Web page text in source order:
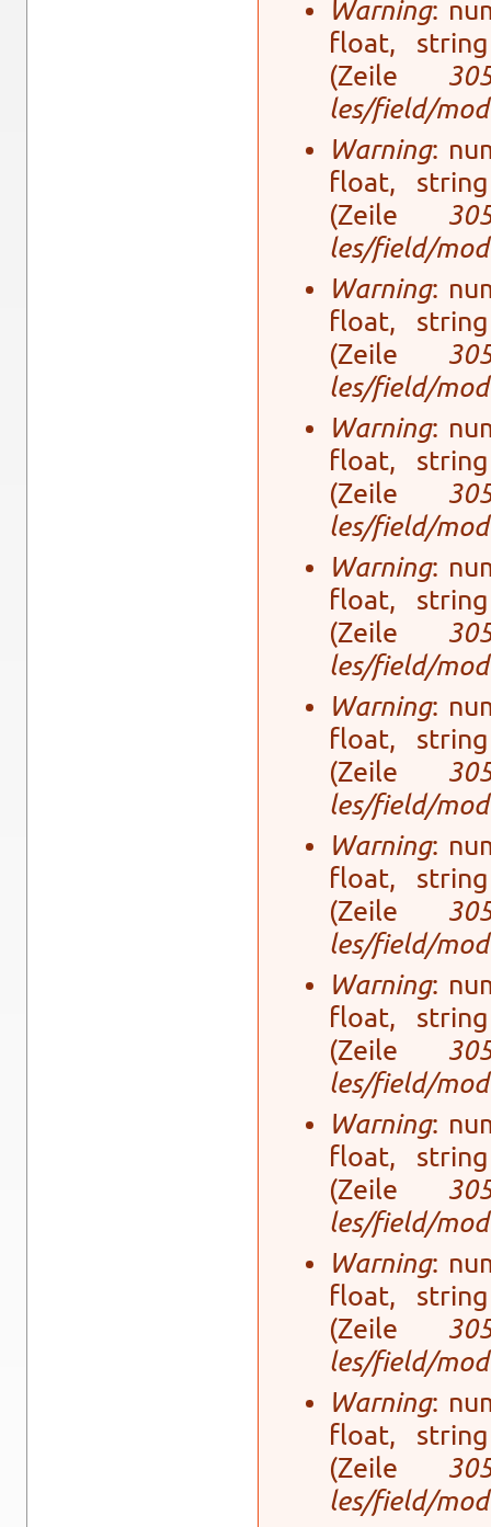
Warning:
float,
(Zeile
les/field/
Warning:
float,
(Zeile
les/field/
Warning:
float,
(Zeile
les/field/
Warning:
float,
(Zeile
les/field/
Warning:
float,
(Zeile
les/field/
Warning:
float,
(Zeile
les/field/
Warning:
float,
(Zeile
les/field/
Warning:
float,
(Zeile
les/field/
Warning:
float,
(Zeile
les/field/
Warning:
float,
(Zeile
les/field/
Warning:
float,
(Zeile
les/field/